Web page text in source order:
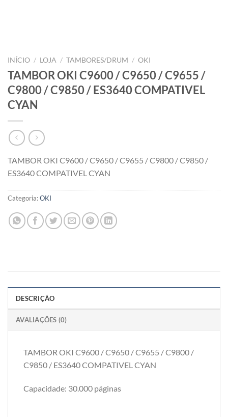
INÍCIO / LOJA / TAMBORES/DRUM / OKI
TAMBOR OKI C9600 / C9650 / C9655 /
C9800 / C9850 / ES3640 COMPATIVEL
CYAN
TAMBOR OKI C9600 / C9650 / C9655 / C9800 / C9850 /
ES3640 COMPATIVEL CYAN
Categoria:OKI
DESCRIÇÃO
AVALIAÇÕES (0)
TAMBOR OKI C9600 / C9650 / C9655 / C9800 /
C9850 / ES3640 COMPATIVEL CYAN
Capacidade: 30.000 páginas